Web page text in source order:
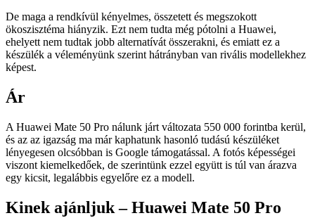
De maga a rendkívül kényelmes, összetett és megszokott
ökoszisztéma hiányzik. Ezt nem tudta még pótolni a Huawei,
ehelyett nem tudtak jobb alternatívát összerakni, és emiatt ez a
készülék a véleményünk szerint hátrányban van rivális modellekhez
képest.
Ár
A Huawei Mate 50 Pro nálunk járt változata 550 000 forintba kerül,
és az az igazság ma már kaphatunk hasonló tudású készüléket
lényegesen olcsóbban is Google támogatással. A fotós képességei
viszont kiemelkedőek, de szerintünk ezzel együtt is túl van árazva
egy kicsit, legalábbis egyelőre ez a modell.
Kinek ajánljuk – Huawei Mate 50 Pro